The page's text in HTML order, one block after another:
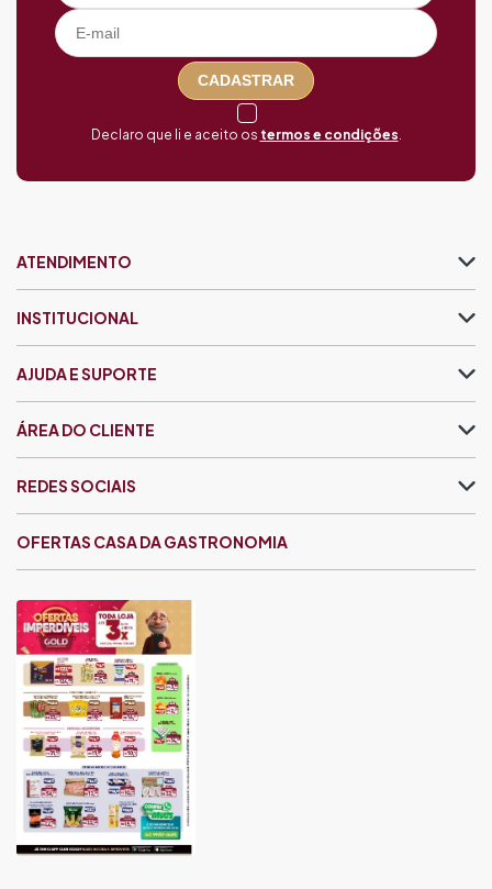
CADASTRAR
Declaro que li e aceito os termos e condições
ATENDIMENTO
INSTITUCIONAL
AJUDA E SUPORTE
ÁREA DO CLIENTE
OFERTAS CASA DA GASTRONOMIA
REDES SOCIAIS